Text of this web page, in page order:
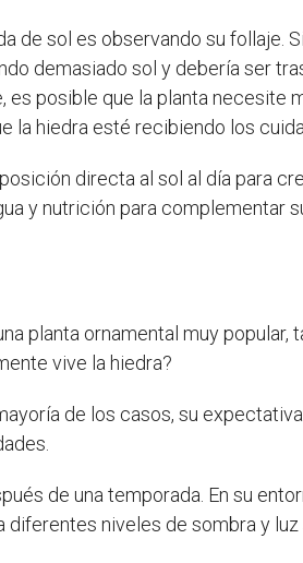
de sol es observando su follaje.
demasiado sol y debería ser
posible que la planta necesite
la hiedra esté recibiendo los
directa al sol al día para
y nutrición para complementar
planta ornamental muy popular,
vive la hiedra?
de los casos, su
de una temporada. En su
niveles de sombra y luz